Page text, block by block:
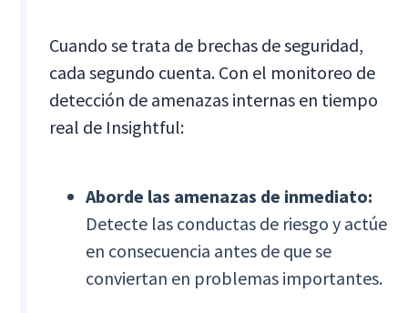
Cuando se trata de brechas de seguridad,
cada segundo cuenta. Con el monitoreo de
detección de amenazas internas en tiempo
real de Insightful:
Aborde las amenazas de inmediato:
Detecte las conductas de riesgo y actúe
en consecuencia antes de que se
conviertan en problemas importantes.